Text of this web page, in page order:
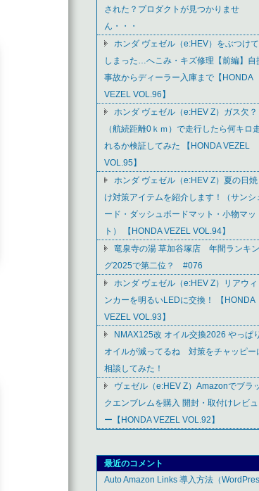
された？プロダクトが見つかりませ
ん・・・
ホンダ ヴェゼル（e:HEV）をぶつけて
しまった…へこみ・キズ修理【前編】自
事故からディーラー入庫まで【HONDA
VEZEL VOL.96】
ホンダ ヴェゼル（e:HEV Z）ガス欠？
（航続距離0ｋｍ）で走行したら何キロ
れるか検証してみた 【HONDA VEZEL
VOL.95】
ホンダ ヴェゼル（e:HEV Z）夏の日焼
け対策アイテムを紹介します！（サンシ
ード・ダッシュボードマット・小物マッ
ト） 【HONDA VEZEL VOL.94】
竜泉寺の湯 草加谷塚店 年間ランキン
グ2025で第二位？ #076
ホンダ ヴェゼル（e:HEV Z）リアウィ
ンカーを明るいLEDに交換！ 【HONDA
VEZEL VOL.93】
NMAX125改 オイル交換2026 やっぱり
オイルが減ってるね 対策をチャッピー
相談してみた！
ヴェゼル（e:HEV Z）Amazonでブラ
クエンブレムを購入 開封・取付けレビュ
ー【HONDA VEZEL VOL.92】
最近のコメント
Auto Amazon Links 導入方法（